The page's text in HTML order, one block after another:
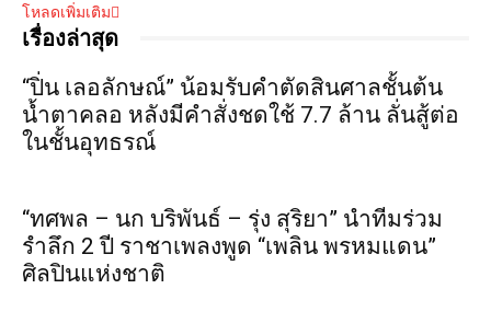
โหลดเพิ่มเติม
เรื่องล่าสุด
“ปิ่น เลอลักษณ์” น้อมรับคำตัดสินศาลชั้นต้น
น้ำตาคลอ หลังมีคำสั่งชดใช้ 7.7 ล้าน ลั่นสู้ต่อ
ในชั้นอุทธรณ์
“ทศพล – นก บริพันธ์ – รุ่ง สุริยา” นำทีมร่วม
รำลึก 2 ปี ราชาเพลงพูด “เพลิน พรหมแดน”
ศิลปินแห่งชาติ